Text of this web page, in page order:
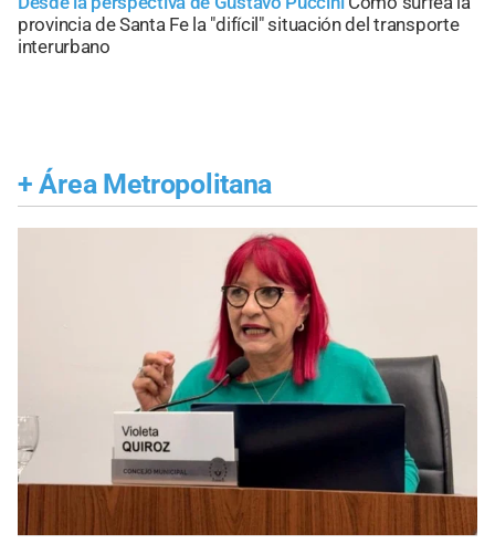
provincia de Santa Fe la "difícil" situación del transporte
interurbano
+ Área Metropolitana